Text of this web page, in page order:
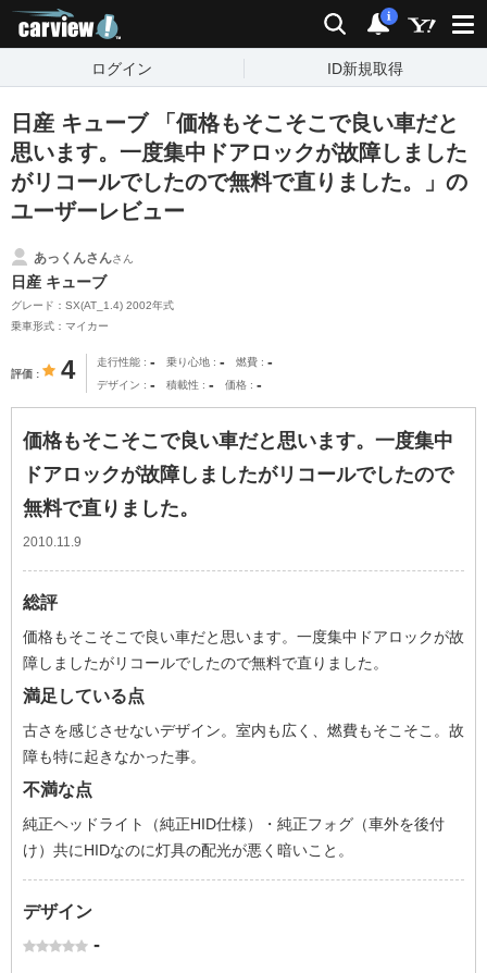
検索 通知
i
ログイン ID新規取得
日産 キューブ 「価格もそこそこで良い車だと
思います。一度集中ドアロックが故障しました
がリコールでしたので無料で直りました。」の
ユーザーレビュー
あっくんさんさん
日産 キューブ
グレード：SX(AT_1.4) 2002年式
乗車形式：マイカー
評価 4 走行性能 - 乗り心地 - 燃費 -
デザイン - 積載性 - 価格 -
価格もそこそこで良い車だと思います。一度集中
ドアロックが故障しましたがリコールでしたので
無料で直りました。
2010.11.9
総評
価格もそこそこで良い車だと思います。一度集中ドアロックが故
障しましたがリコールでしたので無料で直りました。
満足している点
古さを感じさせないデザイン。室内も広く、燃費もそこそこ。故
障も特に起きなかった事。
不満な点
純正ヘッドライト（純正HID仕様）・純正フォグ（車外を後付
け）共にHIDなのに灯具の配光が悪く暗いこと。
デザイン
-